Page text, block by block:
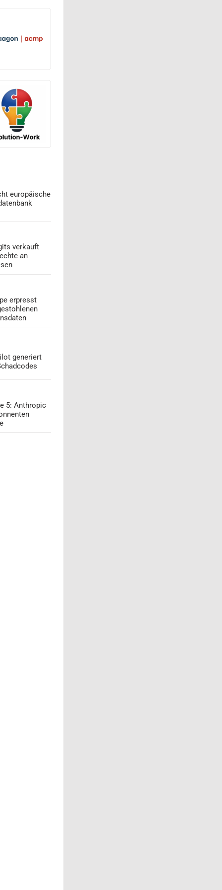
europäische
verkauft
an
erpresst
generiert
5: Anthropic